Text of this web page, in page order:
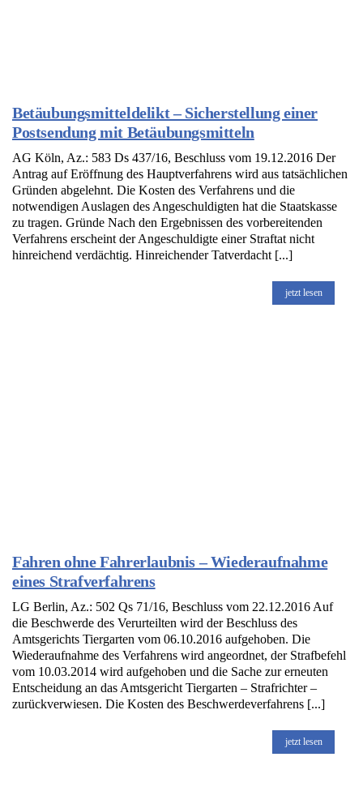
Betäubungsmitteldelikt – Sicherstellung einer
Postsendung mit Betäubungsmitteln
AG Köln, Az.: 583 Ds 437/16, Beschluss vom 19.12.2016 Der
Antrag auf Eröffnung des Hauptverfahrens wird aus tatsächlichen
Gründen abgelehnt. Die Kosten des Verfahrens und die
notwendigen Auslagen des Angeschuldigten hat die Staatskasse
zu tragen. Gründe Nach den Ergebnissen des vorbereitenden
Verfahrens erscheint der Angeschuldigte einer Straftat nicht
hinreichend verdächtig. Hinreichender Tatverdacht [...]
jetzt lesen
Fahren ohne Fahrerlaubnis – Wiederaufnahme
eines Strafverfahrens
LG Berlin, Az.: 502 Qs 71/16, Beschluss vom 22.12.2016 Auf
die Beschwerde des Verurteilten wird der Beschluss des
Amtsgerichts Tiergarten vom 06.10.2016 aufgehoben. Die
Wiederaufnahme des Verfahrens wird angeordnet, der Strafbefehl
vom 10.03.2014 wird aufgehoben und die Sache zur erneuten
Entscheidung an das Amtsgericht Tiergarten – Strafrichter –
zurückverwiesen. Die Kosten des Beschwerdeverfahrens [...]
jetzt lesen